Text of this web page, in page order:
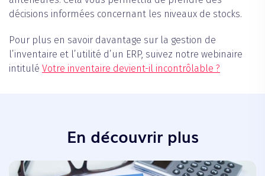
décisions informées concernant les niveaux de stocks.
Pour plus en savoir davantage sur la gestion de
l’inventaire et l’utilité d’un ERP, suivez notre webinaire
intitulé Votre inventaire devient-il incontrôlable ?
En découvrir plus